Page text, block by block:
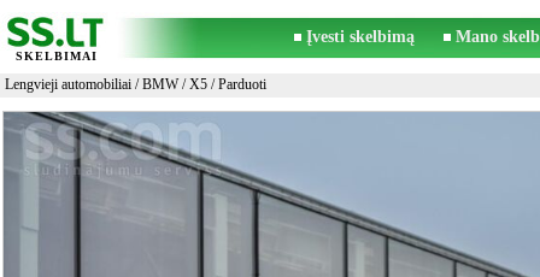
SKELBIMAI
Įvesti skelbimą Mano
Lengvieji automobiliai /BMW/X5 / Parduoti